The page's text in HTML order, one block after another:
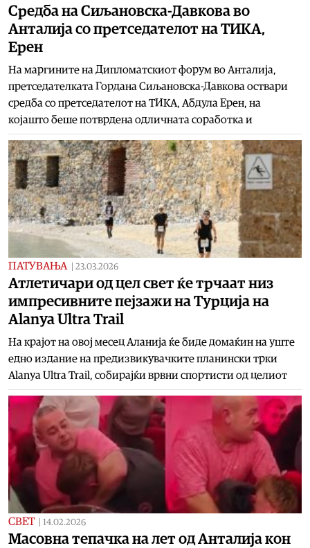
Средба на Сиљановска-Давкова во
Анталија со претседателот на ТИКА,
Ерен
На маргините на Дипломатскиот форум во Анталија,
претседателката Гордана Сиљановска-Давкова оствари
средба со претседателот на ТИКА, Абдула Ерен, на
којашто беше потврдена одличната соработка и
ПАТУВАЊА 23.03.2026
Атлетичари од цел свет ќе трчаат низ
импресивните пејзажи на Турција на
Alanya Ultra Trail
На крајот на овој месец Аланија ќе биде домаќин на уште
едно издание на предизвикувачките планински трки
Alanya Ultra Trail, собирајќи врвни спортисти од целиот
СВЕТ 14.02.2026
Масовна тепачка на лет од Анталија кон